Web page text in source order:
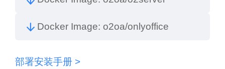
Docker Image: o2oa/onlyoffice
部署安装手册 >